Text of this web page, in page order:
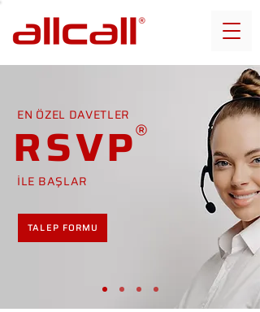
EN ÖZEL DAVETLER
RSVP
İLE BAŞLAR
TALEP FORMU